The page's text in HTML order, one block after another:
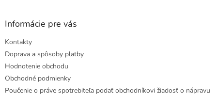
Informácie pre vás
Kontakty
Doprava a spôsoby platby
Hodnotenie obchodu
Obchodné podmienky
Poučenie o práve spotrebiteľa podať obchodníkovi žiadosť o nápravu